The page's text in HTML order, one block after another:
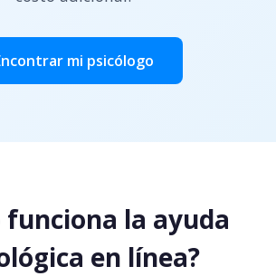
mi psicólogo
funciona la ayuda
en línea?